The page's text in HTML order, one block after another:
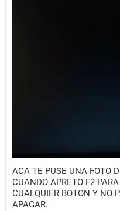
ACA TE PUSE UNA FOTO
CUANDO APRETO F2
CUALQUIER BOTON Y NO
APAGAR.